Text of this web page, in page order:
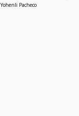
Yohenli Pacheco